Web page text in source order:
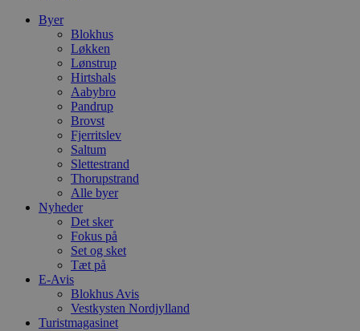
Byer
Blokhus
Løkken
Lønstrup
Hirtshals
Aabybro
Pandrup
Brovst
Fjerritslev
Saltum
Slettestrand
Thorupstrand
Alle byer
Nyheder
Det sker
Fokus på
Set og sket
Tæt på
E-Avis
Blokhus Avis
Vestkysten Nordjylland
Turistmagasinet